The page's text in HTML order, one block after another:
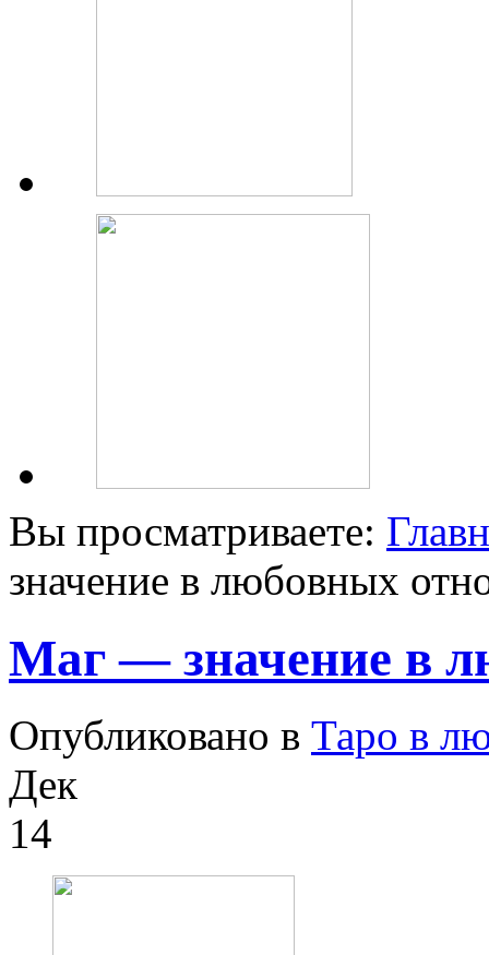
Вы просматриваете:
значение в любовных
Маг — значение в
Опубликовано в Таро в
Дек
14